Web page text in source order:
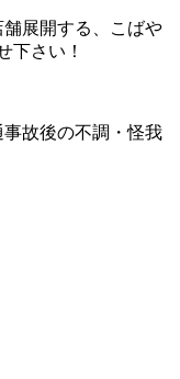
展開する、こばや
下さい！